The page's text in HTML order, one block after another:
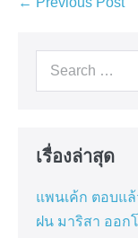
Search
เรื่องล่าสุด
แพนเค้ก ตอบแล้
ฝน มาริสา ออก